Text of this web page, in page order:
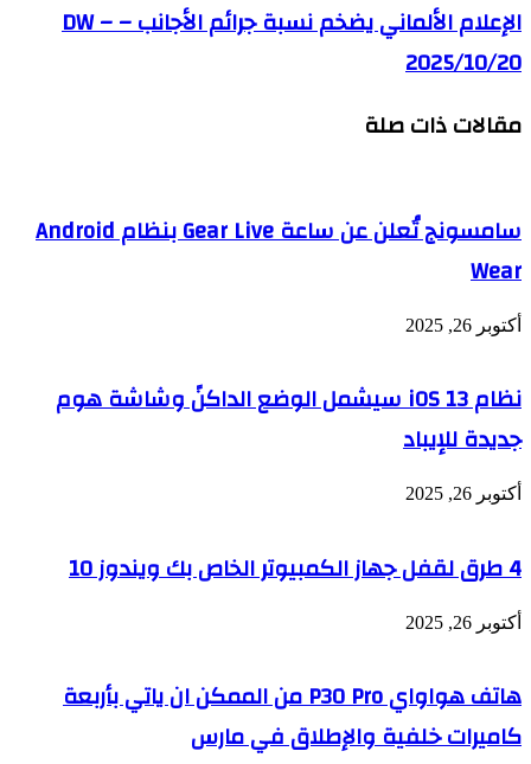
الإعلام الألماني يضخم نسبة جرائم الأجانب – DW –
2025/10/20
مقالات ذات صلة
سامسونج تُعلن عن ساعة Gear Live بنظام Android
Wear
أكتوبر 26, 2025
نظام iOS 13 سيشمل الوضع الداكنً وشاشة هوم
جديدة للإيباد
أكتوبر 26, 2025
4 طرق لقفل جهاز الكمبيوتر الخاص بك ويندوز 10
أكتوبر 26, 2025
هاتف هواواي P30 Pro من الممكن ان ياتي بأربعة
كاميرات خلفية والإطلاق في مارس